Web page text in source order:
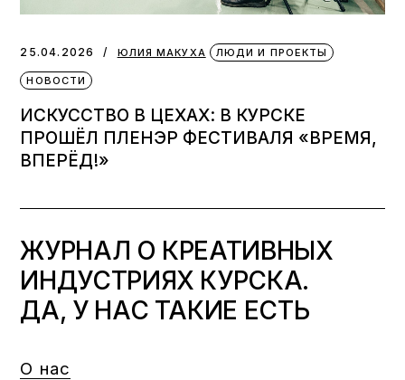
25.04.2026 ЮЛИЯ МАКУХА ЛЮДИ И ПРОЕКТЫ
НОВОСТИ
ИСКУССТВО В ЦЕХАХ: В КУРСКЕ
ПРОШЁЛ ПЛЕНЭР ФЕСТИВАЛЯ «ВРЕМЯ,
ВПЕРЁД!»
ЖУРНАЛ О КРЕАТИВНЫХ
ИНДУСТРИЯХ КУРСКА.
ДА, У НАС ТАКИЕ ЕСТЬ
О нас